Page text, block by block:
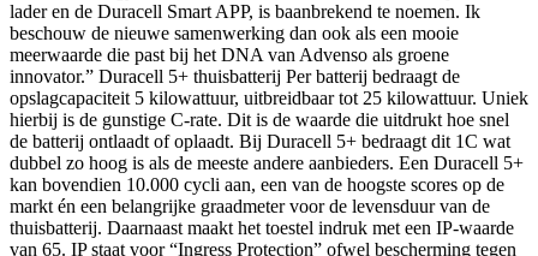
lader en de Duracell Smart APP, is baanbrekend te noemen. Ik
beschouw de nieuwe samenwerking dan ook als een mooie
meerwaarde die past bij het DNA van Advenso als groene
innovator.” Duracell 5+ thuisbatterij Per batterij bedraagt de
opslagcapaciteit 5 kilowattuur, uitbreidbaar tot 25 kilowattuur. Uniek
hierbij is de gunstige C-rate. Dit is de waarde die uitdrukt hoe snel
de batterij ontlaadt of oplaadt. Bij Duracell 5+ bedraagt dit 1C wat
dubbel zo hoog is als de meeste andere aanbieders. Een Duracell 5+
kan bovendien 10.000 cycli aan, een van de hoogste scores op de
markt én een belangrijke graadmeter voor de levensduur van de
thuisbatterij. Daarnaast maakt het toestel indruk met een IP-waarde
van 65. IP staat voor “Ingress Protection” ofwel bescherming tegen